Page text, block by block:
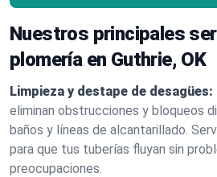
Nuestros principales
plomería en Guthrie, OK
Limpieza y destape de desagües:
eliminan obstrucciones y bloqueos
baños y líneas de alcantarillado.
para que tus tuberías fluyan sin
preocupaciones.